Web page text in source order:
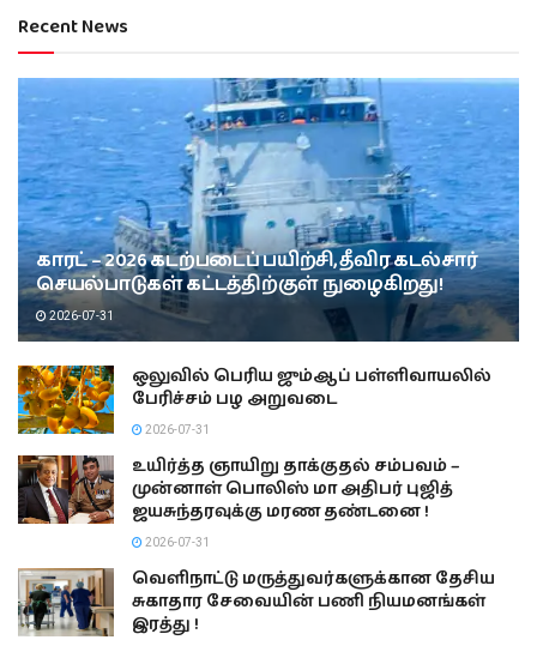
Recent News
காரட் – 2026 கடற்படைப் பயிற்சி, தீவிர கடல்சார்
செயல்பாடுகள் கட்டத்திற்குள் நுழைகிறது!
2026-07-31
ஒலுவில் பெரிய ஜும்ஆப் பள்ளிவாயலில்
பேரிச்சம் பழ அறுவடை
2026-07-31
உயிர்த்த ஞாயிறு தாக்குதல் சம்பவம் –
முன்னாள் பொலிஸ் மா அதிபர் புஜித்
ஜயசுந்தரவுக்கு மரண தண்டனை !
2026-07-31
வெளிநாட்டு மருத்துவர்களுக்கான தேசிய
சுகாதார சேவையின் பணி நியமனங்கள்
இரத்து !